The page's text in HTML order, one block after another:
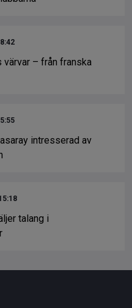
värvar – från franska
intresserad av
talang i